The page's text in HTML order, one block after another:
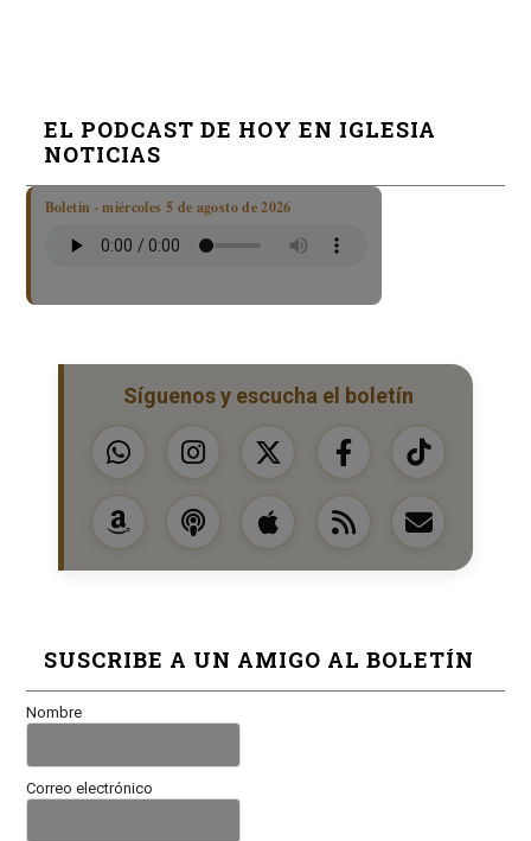
EL PODCAST DE HOY EN IGLESIA
NOTICIAS
Boletín · miércoles 5 de agosto de 2026
Síguenos y escucha el boletín
SUSCRIBE A UN AMIGO AL BOLETÍN
Nombre
Correo electrónico